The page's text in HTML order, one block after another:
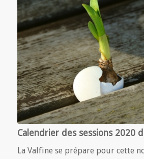
Calendrier des sessions 2020
La Valfine se prépare pour cette